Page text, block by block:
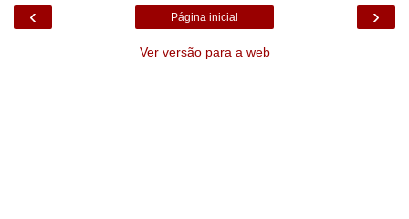
‹ ›
Página inicial
Ver versão para a web